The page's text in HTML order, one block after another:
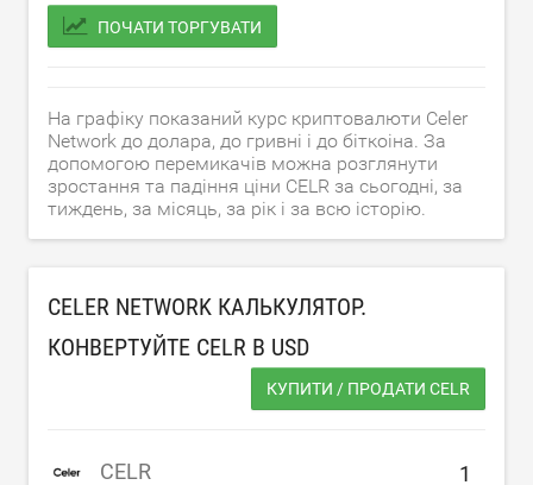
ПОЧАТИ ТОРГУВАТИ
На графіку показаний курс криптовалюти Celer
Network до долара, до гривні і до біткоіна. За
допомогою перемикачів можна розглянути
зростання та падіння ціни CELR за сьогодні, за
тиждень, за місяць, за рік і за всю історію.
CELER NETWORK КАЛЬКУЛЯТОР.
КОНВЕРТУЙТЕ CELR В USD
КУПИТИ / ПРОДАТИ CELR
CELR